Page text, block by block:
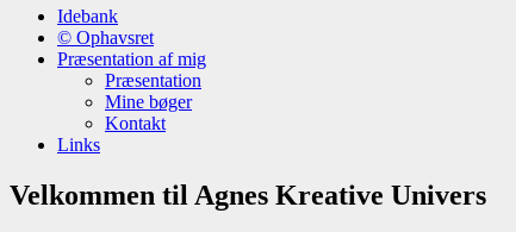
Idebank
© Ophavsret
Præsentation af mig
Præsentation
Mine bøger
Kontakt
Links
Velkommen til Agnes Kreative Univers